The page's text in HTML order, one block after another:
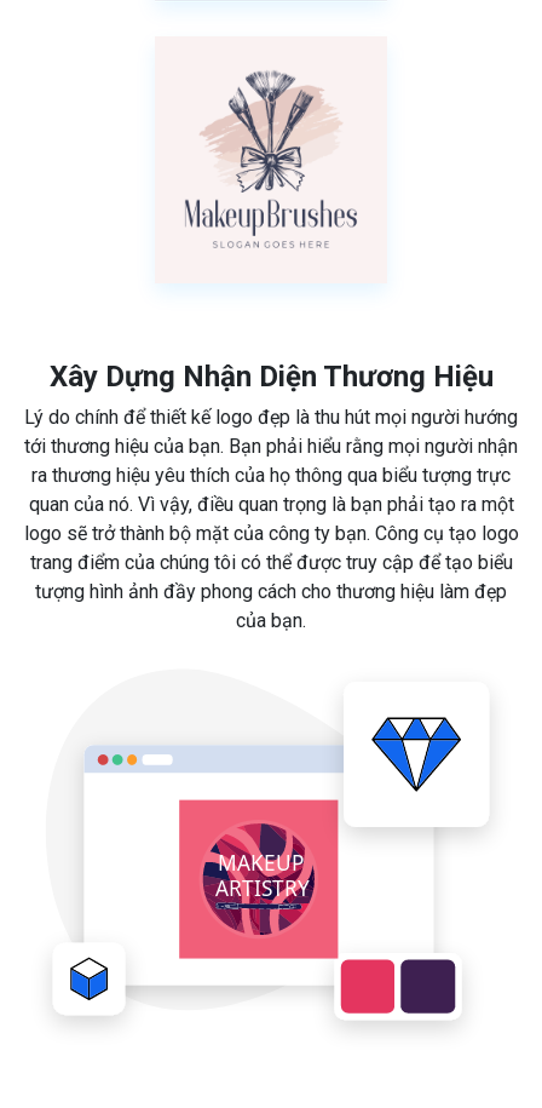
Xây Dựng Nhận Diện Thương Hiệu
Lý do chính để thiết kế logo đẹp là thu hút mọi người hướng
tới thương hiệu của bạn. Bạn phải hiểu rằng mọi người nhận
ra thương hiệu yêu thích của họ thông qua biểu tượng trực
quan của nó. Vì vậy, điều quan trọng là bạn phải tạo ra một
logo sẽ trở thành bộ mặt của công ty bạn. Công cụ tạo logo
trang điểm của chúng tôi có thể được truy cập để tạo biểu
tượng hình ảnh đầy phong cách cho thương hiệu làm đẹp
của bạn.